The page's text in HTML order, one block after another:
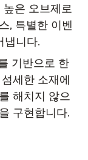
은 오브제로
, 특별한 이벤
냅니다.
기반으로 한
세한 소재에
해치지 않으
구현합니다.